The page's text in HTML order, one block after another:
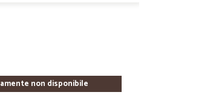
non disponibile